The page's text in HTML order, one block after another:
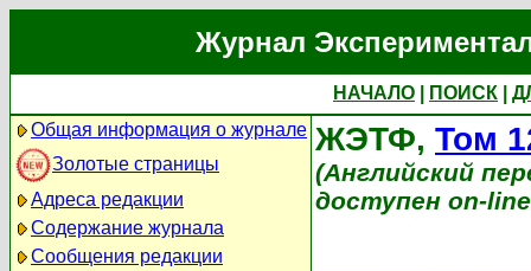
Журнал
НАЧАЛО ПОИСК
Общая информация о журнале
Золотые страницы
Адреса редакции
Содержание журнала
Сообщения редакции
ЖЭТФ, Том
(Английский
доступен on-